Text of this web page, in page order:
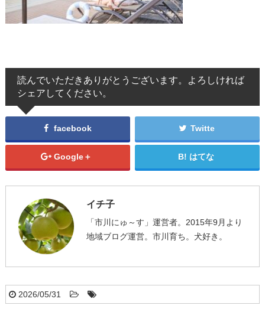
読んでいただきありがとうございます。よろしければ
シェアしてください。
facebook Twitte
Google＋ はてな
イチ子
「市川にゅ～す」運営者。2015年9月より
地域ブログ運営。市川育ち。犬好き。
2026/05/31